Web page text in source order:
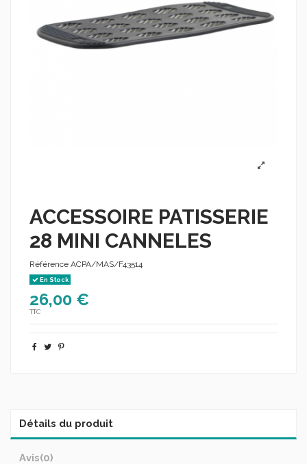
ACCESSOIRE PATISSERIE
28 MINI CANNELES
Référence ACPA/MAS/F43514
En Stock
26,00 €
TTC
Détails du produit
Avis(0)